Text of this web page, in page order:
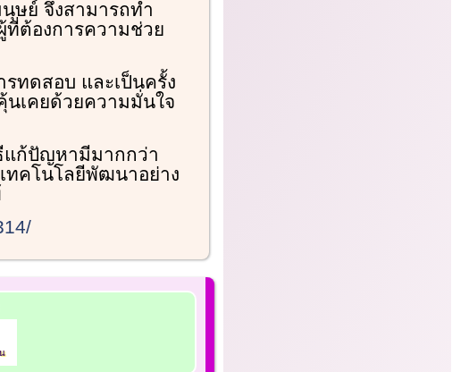
ษย์ จึงสามารถทำ
ที่ต้องการความช่วย
ทดสอบ และเป็นครั้ง
นเคยด้วยความมั่นใจ
แก้ปัญหามีมากกว่า
ทคโนโลยีพัฒนาอย่าง